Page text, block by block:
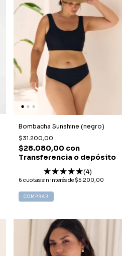
Bombacha Sunshine (negro)
$31.200,00
$28.080,00 con
Transferencia o depósito
(4)
6 cuotas sin interés de $5.200,00
COMPRAR